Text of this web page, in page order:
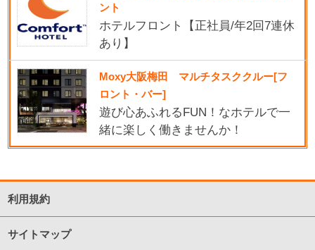
ント
ホテルフロント【正社員/年2回7連休
あり】
Moxy大阪梅田 マルチタスククルー[フ
ロント・バー]
遊び心あふれるFUN！なホテルで一
緒に楽しく働きませんか！
利用規約
サイトマップ